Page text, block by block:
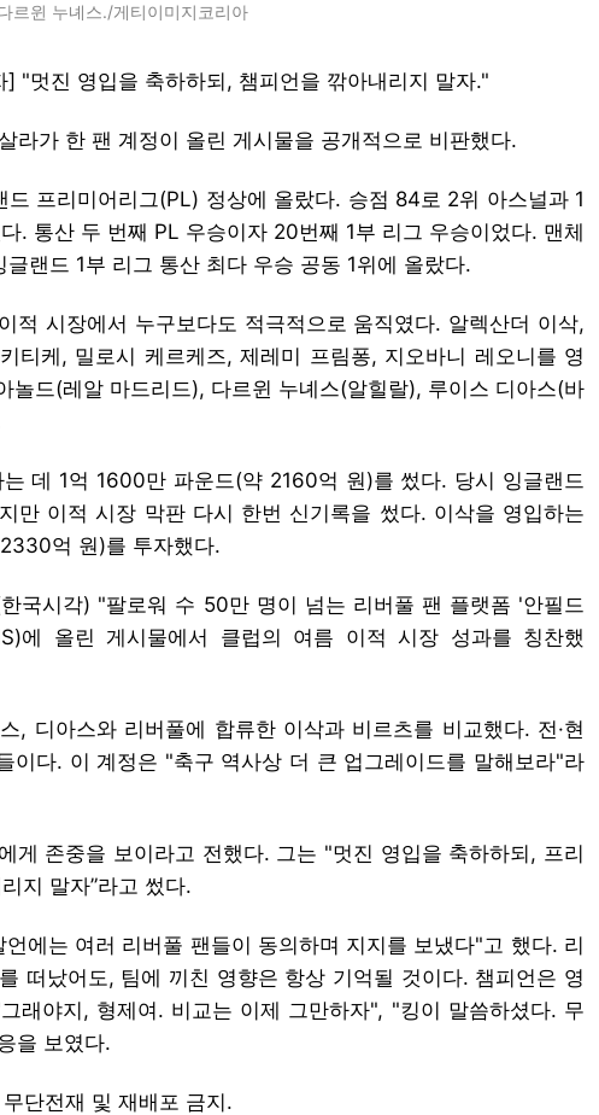
르윈 누녜스./게티이미지코리아
] "멋진 영입을 축하하되, 챔피언을 깎아내리지 말자."
라가 한 팬 계정이 올린 게시물을 공개적으로 비판했다.
드 프리미어리그(PL) 정상에 올랐다. 승점 84로 2위 아스널과 1
. 통산 두 번째 PL 우승이자 20번째 1부 리그 우승이었다. 맨체
랜드 1부 리그 통산 최다 우승 공동 1위에 올랐다.
적 시장에서 누구보다도 적극적으로 움직였다. 알렉산더 이삭,
티케, 밀로시 케르케즈, 제레미 프림퐁, 지오바니 레오니를 영
놀드(레알 마드리드), 다르윈 누녜스(알힐랄), 루이스 디아스(바
데 1억 1600만 파운드(약 2160억 원)를 썼다. 당시 잉글랜드
만 이적 시장 막판 다시 한번 신기록을 썼다. 이삭을 영입하는
억 원)를 투자했다.
국시각) "팔로워 수 50만 명이 넘는 리버풀 팬 플랫폼 '안필드
에 올린 게시물에서 클럽의 여름 이적 시장 성과를 칭찬했
, 디아스와 리버풀에 합류한 이삭과 비르츠를 비교했다. 전·현
이다. 이 계정은 "축구 역사상 더 큰 업그레이드를 말해보라"라
게 존중을 보이라고 전했다. 그는 "멋진 영입을 축하하되, 프리
지 말자”라고 썼다.
에는 여러 리버풀 팬들이 동의하며 지지를 보냈다"고 했다. 리
떠났어도, 팀에 끼친 영향은 항상 기억될 것이다. 챔피언은 영
래야지, 형제여. 비교는 이제 그만하자", "킹이 말씀하셨다. 무
을 보였다.
단전재 및 재배포 금지.